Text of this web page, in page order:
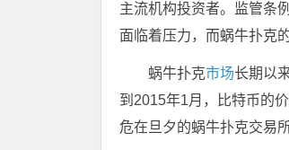
主流机构投资者。监管条
面临着压力，而蜗牛扑克
蜗牛扑克市场长期以
到2015年1月，比特币的
危在旦夕的蜗牛扑克交易